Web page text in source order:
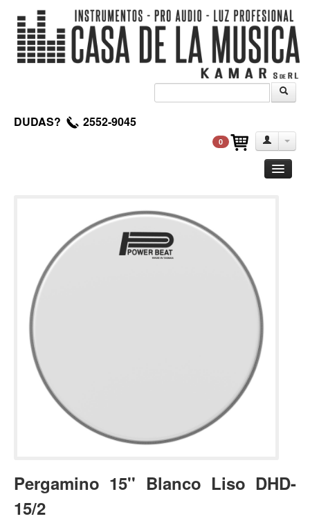
DUDAS? 2552-9045
0
Electrica
Amplificadores
Pedales de efectos
Fajas y colgantes
Accesorios
Cuerdas
Amplificadores
Pedales de efectos
Pergamino 15'' Blanco Liso DHD-
15/2